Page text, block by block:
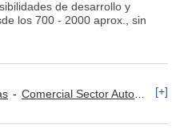
de desarrollo y
los 700 - 2000 aprox., sin
Comercial Sector Automoción [+]